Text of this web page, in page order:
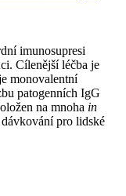
imunosupresi
Cílenější léčba je
monovalentní
patogenních IgG
na mnoha in
pro lidské